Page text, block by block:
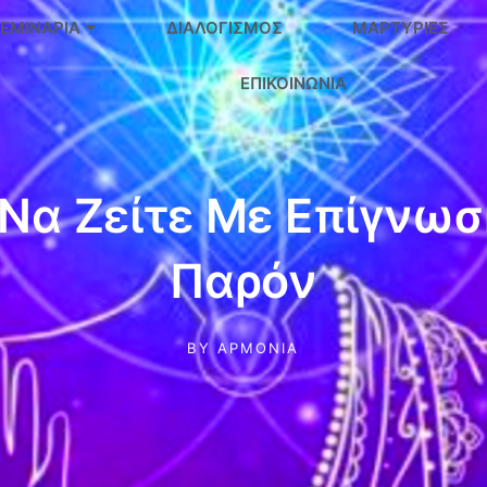
ΔΙΑΛΟΓΙΣΜΌΣ ΜΑΡΤΥΡΊΕΣ
ΕΠΙΚΟΙΝΩΝΊΑ
Ζείτε Με
Παρόν
BY ΑΡΜΟΝΊΑ